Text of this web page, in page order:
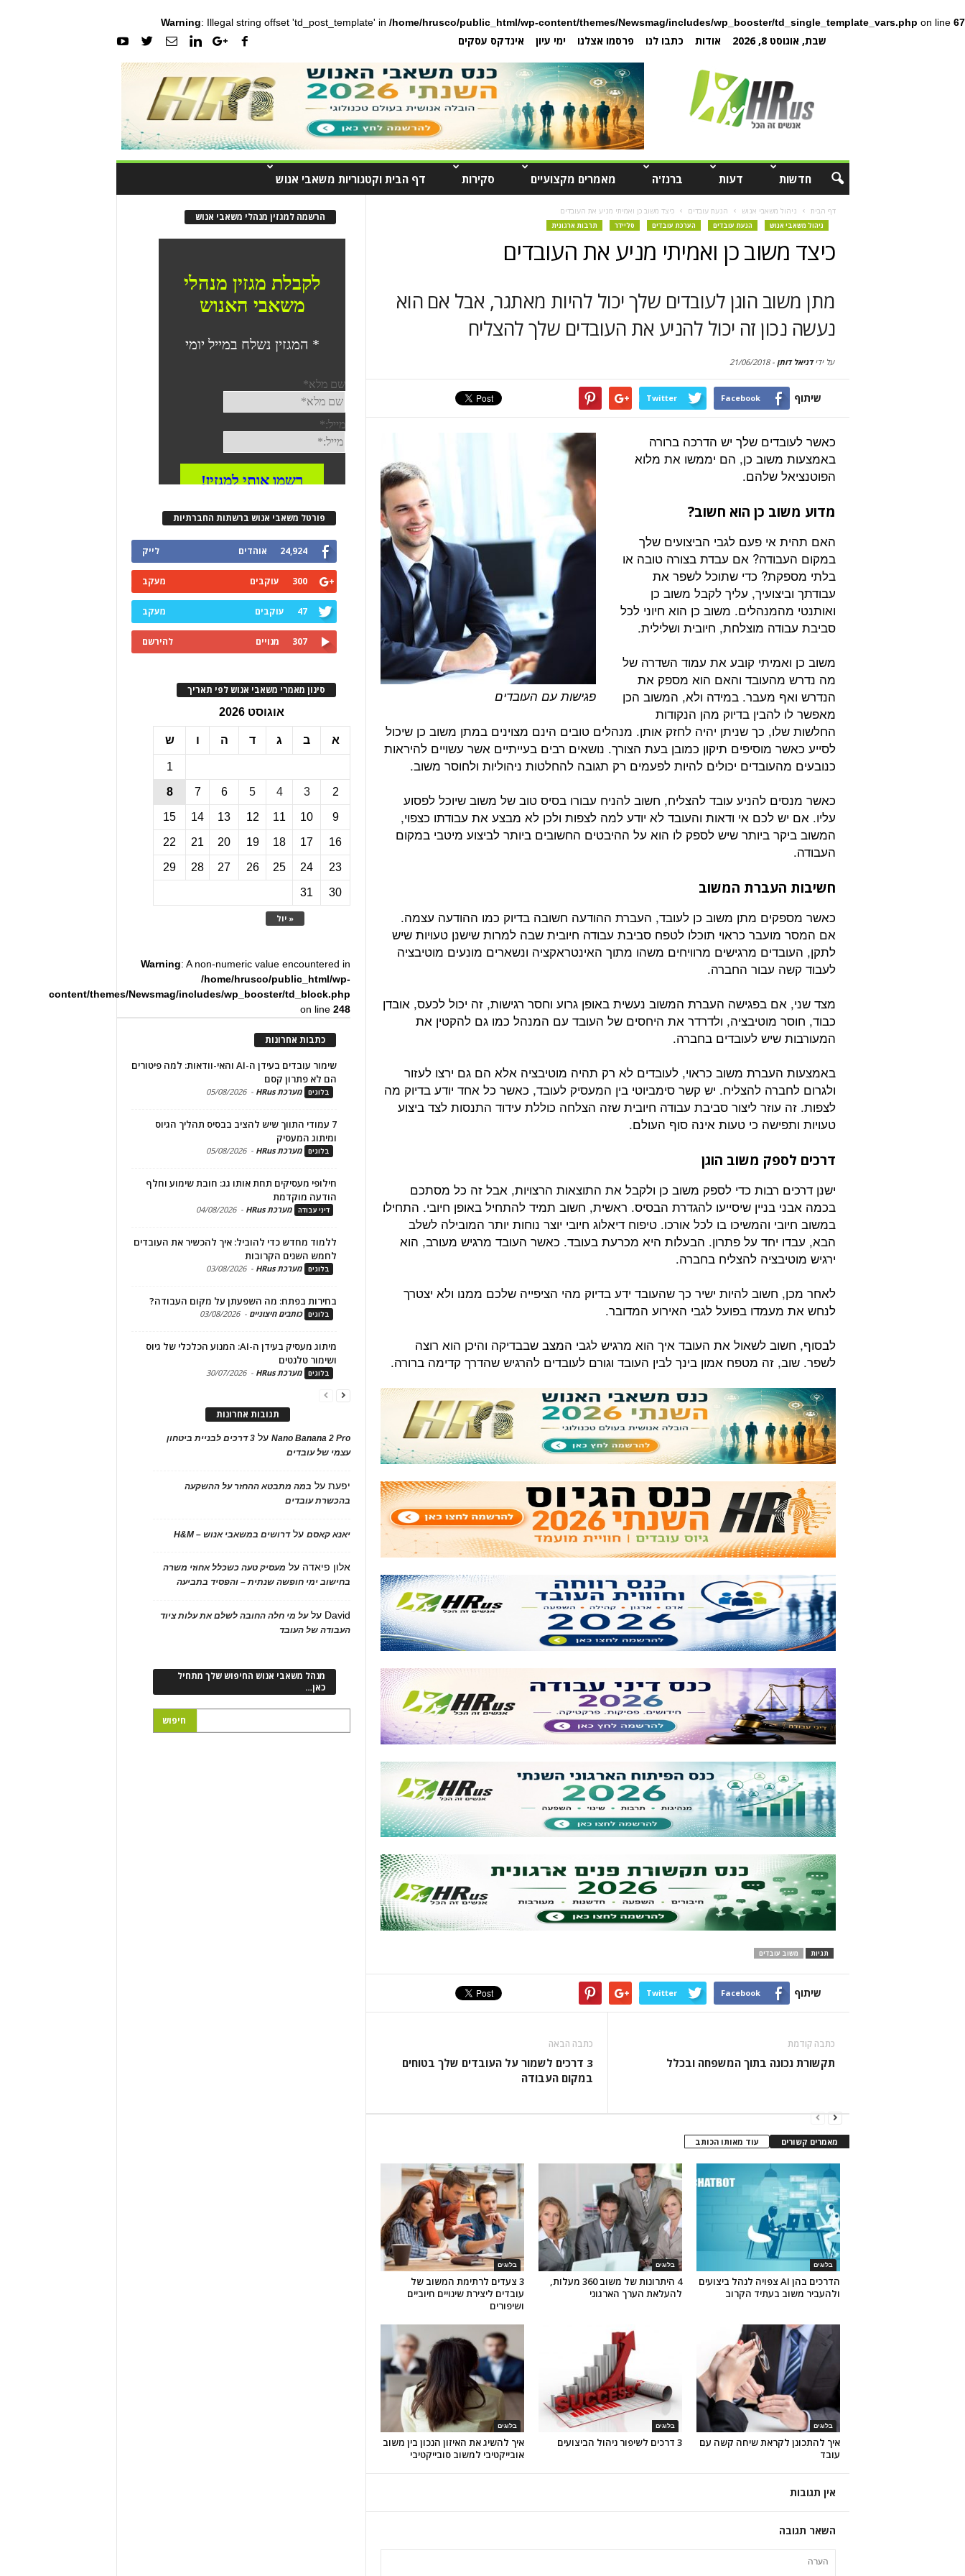
Warning: Illegal string offset 'td_post_template' in /home/hrusco/public_html/wp-content/themes/Newsmag/includes/wp_booster/td_single_template_vars.php on line 67
שבת, אוגוסט 8, 2026 אודות כתבו לנו פרסמו אצלנו ימי עיון אינדקס עסקים
חדשות דעות ברנז'ה מאמרים מקצועיים סקירות דף הבית וקטגוריות משאבי אנוש
דף הבית ניהול משאבי אנוש הנעת עובדים כיצד משוב כן ואמיתי מניע את העובדים
ניהול משאבי אנוש הנעת עובדים הערכת עובדים סליידר תרבות ארגונית
כיצד משוב כן ואמיתי מניע את העובדים
מתן משוב הוגן לעובדים שלך יכול להיות מאתגר, אבל אם הוא
נעשה נכון זה יכול להניע את העובדים שלך להצליח
על ידידניאל דותן -
21/06/2018
שיתוף Facebook
Twitter
פגישות עם העובדים
כאשר לעובדים שלך יש הדרכה ברורה
באמצעות משוב כן, הם יממשו את מלוא
הפוטנציאל שלהם.
מדוע משוב כן הוא חשוב?
האם תהית אי פעם לגבי הביצועים שלך
במקום העבודה? אם עבדת בצורה טובה או
בלתי מספקת? כדי שתוכל לשפר את
עבודתך וביצועיך, עליך לקבל משוב כן
ואותנטי מהמנהלים. משוב כן הוא חיוני לכל
סביבת עבודה מוצלחת, חיובית ושלילית.
משוב כן ואמיתי קובע את עמוד השדרה של
מה נדרש מהעובד והאם הוא מספק את
הנדרש ואף מעבר. במידה ולא, המשוב הכן
מאפשר לו להבין בדיוק מהן הנקודות
החלשות שלו, כך שניתן יהיה לחזק אותן. מנהלים טובים הינם מצוינים במתן משוב כן שיכול
לסייע כאשר מוסיפים תיקון כמובן בעת הצורך. נושאים רבים בעייתיים אשר עשויים להיראות
כנובעים מהעובדים יכולים להיות לפעמים רק תגובה להחלטות ניהוליות ולחוסר משוב.
כאשר מנסים להניע עובד להצליח, חשוב להניח עבורו בסיס טוב של משוב שיוכל לפסוע
עליו. אם יש לכם אי ודאות והעובד לא יודע למה לצפות ולכן לא מבצע את עבודתו כצפוי,
המשוב ביקר ביותר שיש לספק לו הוא על ההיבטים החשובים ביותר לביצוע מיטבי במקום
העבודה.
חשיבות העברת המשוב
כאשר מספקים מתן משוב כן לעובד, העברת ההודעה חשובה בדיוק כמו ההודעה עצמה.
אם המסר מועבר כראוי תוכלו לטפח סביבת עבודה חיובית שבה למרות שישנן טעויות שיש
לתקן, העובדים מרגישים מרוויחים משהו מתוך האינטראקציה ונשארים מונעים מוטיבציה
לעבוד קשה עבור החברה.
מצד שני, אם בפגישה העברת המשוב נעשית באופן גרוע וחסר רגישות, זה יכול לכעס, אובדן
כבוד, חוסר מוטיבציה, ולדרדר את היחסים של העובד עם המנהל כמו גם להקטין את
המעורבות שיש לעובדים בחברה.
באמצעות העברת משוב כראוי, לעובדים לא רק תהיה מוטיבציה אלא הם גם ירצו לעזור
ולגרום לחברה להצליח. יש קשר סימביוטי בין המעסיק לעובד, כאשר כל אחד יודע בדיוק מה
לצפות. זה עוזר ליצור סביבת עבודה חיובית שזה הצלחה כוללת עידוד התנסות לצד ביצוע
טעויות ותפישה כי טעות אינה סוף העולם.
דרכים לספק משוב הוגן
ישנן דרכים רבות כדי לספק משוב כן ולקבל את התוצאות הרצויות, אבל זה כל מסתכם
בכמה אבני בניין שיסייעו להגדרת הבסיס. ראשית, חשוב תמיד להתחיל באופן חיובי. התחילו
במשוב חיובי והמשיכו בו לכל אורכו. טיפוח דיאלוג חיובי יוצר נוחות יותר המובילה לשלב
הבא, עבדו יחד על פתרון. הבעלות היא מכרעת בעובד. כאשר העובד מרגיש מעורב, הוא
ירגיש מוטיבציה להצליח בחברה.
לאחר מכן, חשוב להיות ישיר כך שהעובד ידע בדיוק מהי הציפייה שלכם ממנו ולא יצטרך
לנחש את מעמדו בפועל לגבי האירוע המדובר.
לבסוף, חשוב לשאול את העובד איך הוא מרגיש לגבי המצב שבבדיקה והיכן הוא רוצה
לשפר. שוב, זה מטפח אמון בינך לבין העובד וגורם לעובדים להרגיש שהדרך קדימה ברורה.
תגיות משוב עובדים
שיתוף Facebook
Twitter
כתבה קודמת
תקשורת נכונה בתוך המשפחה ובכלל
כתבה הבאה
3 דרכים לשמור על העובדים שלך בטוחים
במקום העבודה
מאמרים קשורים עוד מאותו הכותב
בלוגים
3 צעדים לרתימת המשוב של
עובדים ליצירת שינויים חיוביים
ושיפורים
בלוגים
4 היתרונות של משוב 360 מעלות,
להעלאת הערך הארגוני
בלוגים
הדרכים בהן AI צפויה לנהל ביצועים
ולהעביר משוב בעתיד הקרוב
בלוגים
איך להשיג את האיזון הנכון בין משוב
אובייקטיבי למשוב סובייקטיבי
בלוגים
3 דרכים לשיפור ניהול הביצועים
בלוגים
איך להתכונן לקראת שיחה קשה עם
עובד
אין תגובות
השאר תגובה
הרשמה למגזין מנהלי משאבי אנוש
פורטל משאבי אנוש ברשתות החברתיות
24,924 אוהדים לייק
300 עוקבים מעקב
47 עוקבים מעקב
307 מנויים להירשם
סינון מאמרי משאבי אנוש לפי תאריך
אוגוסט 2026
א ב ג ד ה ו ש
« יול
1
2
3
4
5
6
7
8
9
10
11
12
13
14
15
16
17
18
19
20
21
22
23
24
25
26
27
28
29
30
31
Warning: A non-numeric value encountered in
/home/hrusco/public_html/wp-
content/themes/Newsmag/includes/wp_booster/td_block.php
on line248
כתבות אחרונות
שימור עובדים בעידן ה-AI והאי-וודאות: למה פיטורים
הם לא פתרון קסם
בלוגים מערכת HRus -
05/08/2026
7 עמודי התווך שיש להציב בבסיס תהליך הגיוס
ומיתוג המעסיק
בלוגים מערכת HRus -
05/08/2026
חילופי מעסיקים תחת אותו גג: חובת שימוע וחלף
הודעה מוקדמת
דיני עבודה מערכת HRus -
04/08/2026
ללמוד מחדש כדי להוביל: איך להכשיר את העובדים
לחמש השנים הקרובות
בלוגים מערכת HRus -
03/08/2026
בחירות בפתח: מה השפעתן על מקום העבודה?
בלוגים כותבים חיצוניים -
03/08/2026
מיתוג מעסיק בעידן ה-AI: המנוע הכלכלי של גיוס
ושימור טלנטים
בלוגים מערכת HRus -
30/07/2026
תגובות אחרונות
Nano Banana 2 Proעל 3 דרכים לבניית ביטחון
עצמי של עובדים
יפעתעל במה מתבטא ההחזר על ההשקעה
בהכשרת עובדים
יאנא קאסםעלדרושים במשאבי אנוש – H&M
אלון פיאדה על מעסיק טעה כשכלל אחוזי משרה
בחישוב ימי חופשה שנתית – והפסיד בתביעה
David עלעל מי חלה החובה לשלם את עלות ציוד
העבודה של העובד
מנהל משאבי אנוש החיפוש שלך מתחיל
כאן…